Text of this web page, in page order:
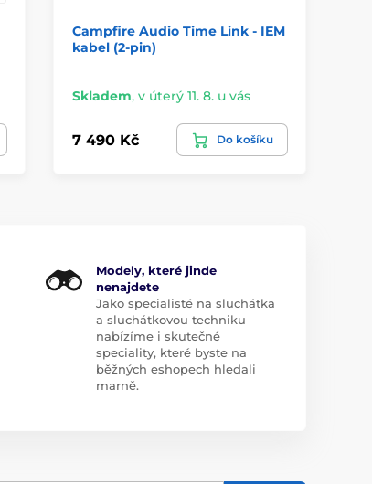
Campfire Audio Time Link - IEM
kabel (2-pin)
Skladem, v úterý 11. 8. u vás
7 490 Kč Do košíku
Modely, které jinde
nenajdete
Jako specialisté na sluchátka
a sluchátkovou techniku
nabízíme i skutečné
speciality, které byste na
běžných eshopech hledali
marně.